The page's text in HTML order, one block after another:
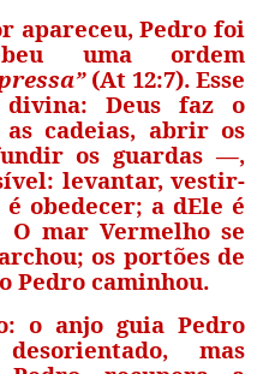
apareceu, Pedro foi
uma ordem
(At 12:7). Esse
: Deus faz o
cadeias, abrir os
os guardas —,
levantar, vestir-
obedecer; a dEle é
O mar Vermelho se
os portões de
Pedro caminhou.
o anjo guia Pedro
mas